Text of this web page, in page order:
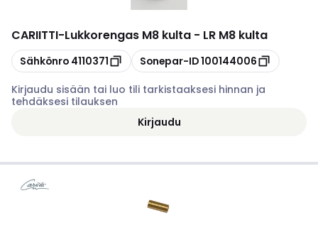
CARIITTI-Lukkorengas M8 kulta - LR M8 kulta
Kopioi
Sähkönro 4110371 Kopioi
Sonepar-ID100144006
Kirjaudu sisään tai luo tili tarkistaaksesi hinnan ja
tehdäksesi tilauksen
Kirjaudu